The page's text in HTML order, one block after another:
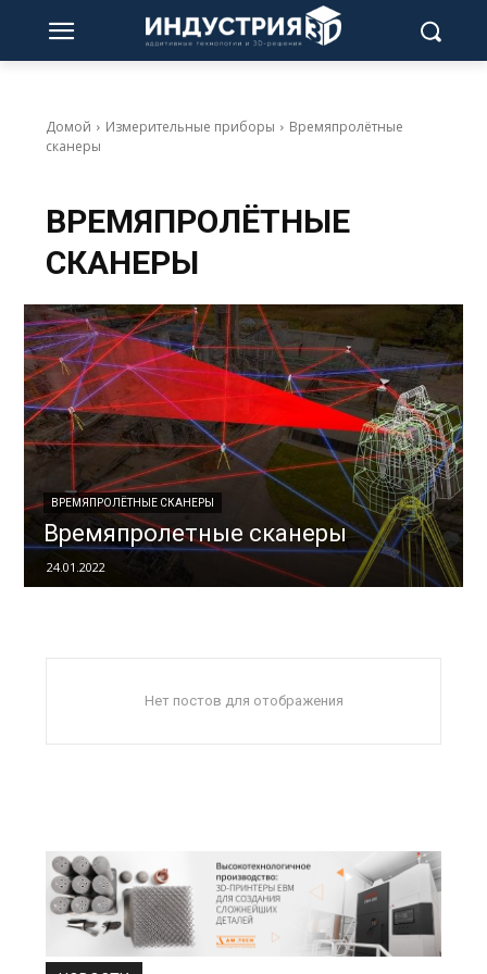
Домой Измерительные приборы
Времяпролётные
сканеры
ВРЕМЯПРОЛЁТНЫЕ
СКАНЕРЫ
ВРЕМЯПРОЛЁТНЫЕ СКАНЕРЫ
Времяпролетные сканеры
24.01.2022
Нет постов для отображения